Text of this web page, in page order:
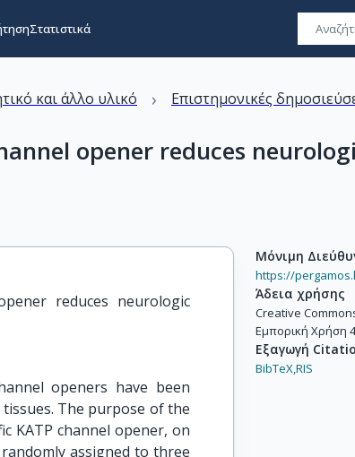
Στατιστικά
και άλλο υλικό › Επιστημονικές
opener reduces
reduces neurologic
openers have been
The purpose of the
KATP channel opener, on
assigned to three
Μόνιμη
https://
Άδεια χρήσης
Creative
Εμπορική Χρήση
Εξαγωγή
BibTeX,RIS